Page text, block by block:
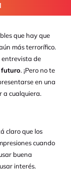
que hay que
más terrorífico.
entrevista de
futuro. ¡Pero no te
en una
a cualquiera.
claro que los
cuando
buena
interés.